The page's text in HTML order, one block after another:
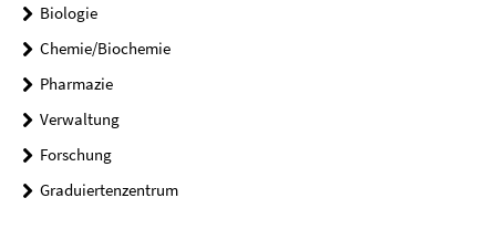
Biologie
Chemie/Biochemie
Pharmazie
Verwaltung
Forschung
Graduiertenzentrum